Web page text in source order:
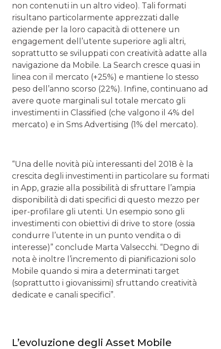
non contenuti in un altro video). Tali formati
risultano particolarmente apprezzati dalle
aziende per la loro capacità di ottenere un
engagement dell’utente superiore agli altri,
soprattutto se sviluppati con creatività adatte alla
navigazione da Mobile. La Search cresce quasi in
linea con il mercato (+25%) e mantiene lo stesso
peso dell’anno scorso (22%). Infine, continuano ad
avere quote marginali sul totale mercato gli
investimenti in Classified (che valgono il 4% del
mercato) e in Sms Advertising (1% del mercato).
“Una delle novità più interessanti del 2018 è la
crescita degli investimenti in particolare su formati
in App, grazie alla possibilità di sfruttare l’ampia
disponibilità di dati specifici di questo mezzo per
iper-profilare gli utenti. Un esempio sono gli
investimenti con obiettivi di drive to store (ossia
condurre l’utente in un punto vendita o di
interesse)” conclude Marta Valsecchi. “Degno di
nota è inoltre l’incremento di pianificazioni solo
Mobile quando si mira a determinati target
(soprattutto i giovanissimi) sfruttando creatività
dedicate e canali specifici”.
L’evoluzione degli Asset Mobile